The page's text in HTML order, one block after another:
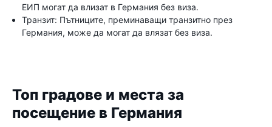
ЕИП могат да влизат в Германия без виза.
Транзит: Пътниците, преминаващи транзитно през
Германия, може да могат да влязат без виза.
Топ градове и места за
посещение в Германия